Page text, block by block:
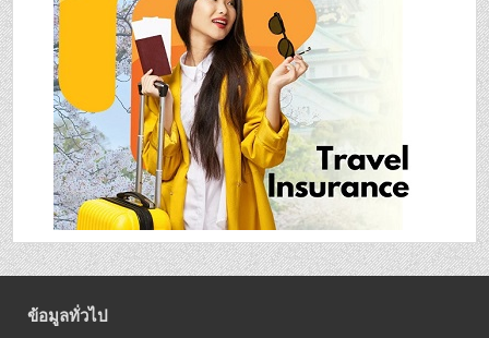
ข้อมูลทั่วไป